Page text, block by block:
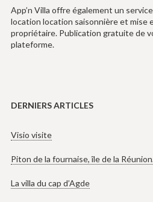
App’n Villa offre également un
location location saisonnière et mise
propriétaire. Publication gratuite de
plateforme.
DERNIERS ARTICLES
Visio visite
Piton de la fournaise, île de la
La villa du cap d’Agde